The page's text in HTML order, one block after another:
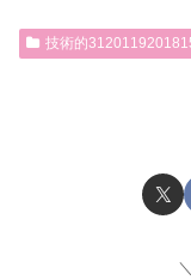
技術的